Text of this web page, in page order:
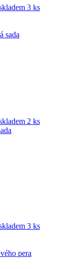
3 ks
2 ks
3 ks